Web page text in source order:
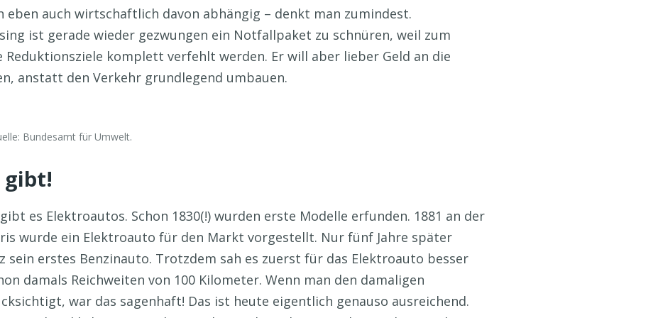
auch wirtschaftlich davon abhängig – denkt man zumindest.
ist gerade wieder gezwungen ein Notfallpaket zu schnüren, weil zum
Reduktionsziele komplett verfehlt werden. Er will aber lieber Geld an die
anstatt den Verkehr grundlegend umbauen.
Bundesamt für Umwelt.
gibt!
es Elektroautos. Schon 1830(!) wurden erste Modelle erfunden. 1881 an der
wurde ein Elektroauto für den Markt vorgestellt. Nur fünf Jahre später
sein erstes Benzinauto. Trotzdem sah es zuerst für das Elektroauto besser
damals Reichweiten von 100 Kilometer. Wenn man den damaligen
war das sagenhaft! Das ist heute eigentlich genauso ausreichend.